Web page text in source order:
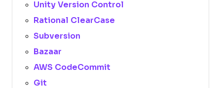
Unity Version Control
Rational ClearCase
Subversion
Bazaar
AWS CodeCommit
Git